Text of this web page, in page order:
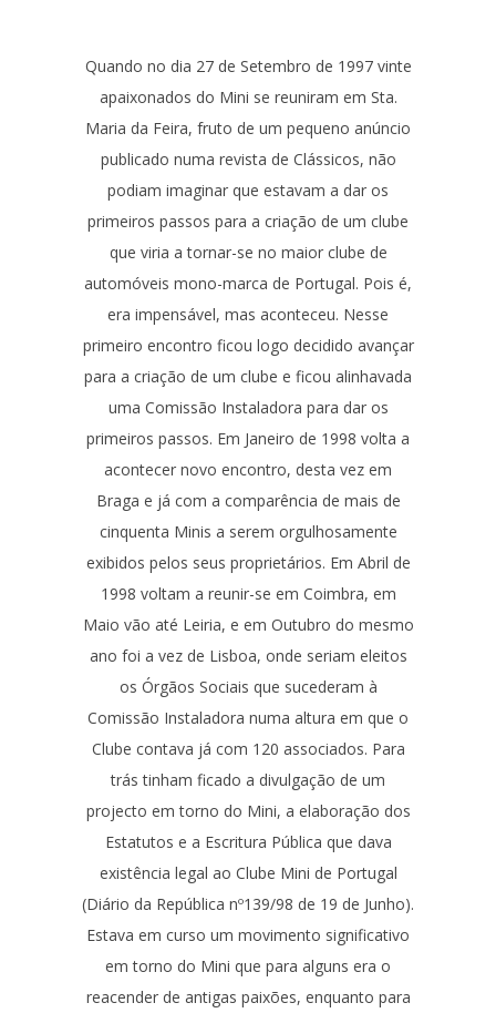
Quando no dia 27 de Setembro de 1997 vinte
apaixonados do Mini se reuniram em Sta.
Maria da Feira, fruto de um pequeno anúncio
publicado numa revista de Clássicos, não
podiam imaginar que estavam a dar os
primeiros passos para a criação de um clube
que viria a tornar-se no maior clube de
automóveis mono-marca de Portugal. Pois é,
era impensável, mas aconteceu. Nesse
primeiro encontro ficou logo decidido avançar
para a criação de um clube e ficou alinhavada
uma Comissão Instaladora para dar os
primeiros passos. Em Janeiro de 1998 volta a
acontecer novo encontro, desta vez em
Braga e já com a comparência de mais de
cinquenta Minis a serem orgulhosamente
exibidos pelos seus proprietários. Em Abril de
1998 voltam a reunir-se em Coimbra, em
Maio vão até Leiria, e em Outubro do mesmo
ano foi a vez de Lisboa, onde seriam eleitos
os Órgãos Sociais que sucederam à
Comissão Instaladora numa altura em que o
Clube contava já com 120 associados. Para
trás tinham ficado a divulgação de um
projecto em torno do Mini, a elaboração dos
Estatutos e a Escritura Pública que dava
existência legal ao Clube Mini de Portugal
(Diário da República nº139/98 de 19 de Junho).
Estava em curso um movimento significativo
em torno do Mini que para alguns era o
reacender de antigas paixões, enquanto para